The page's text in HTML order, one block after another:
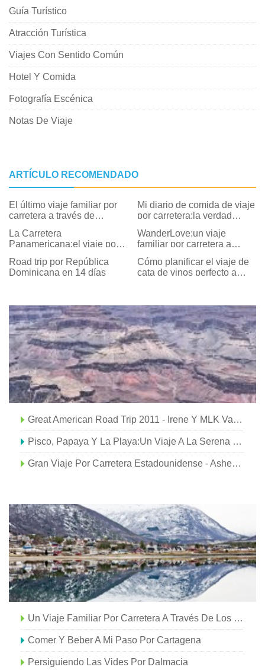
Guía Turístico
Atracción Turística
Viajes Con Sentido Común
Hotel Y Comida
Fotografía Escénica
Notas De Viaje
ARTÍCULO RECOMENDADO
El último viaje familiar por
carretera a través de
Mi diario de comida de viaje
por carretera:la verdad
La Carretera
Panamericana:el viaje por
WanderLove:un viaje
familiar por carretera a
Virginia
Road trip por República
Dominicana en 14 días
Cómo planificar el viaje de
cata de vinos perfecto a
Great American Road Trip 2011 - Irene Y MLK Van A Washington
Pisco, Papaya Y La Playa:Un Viaje A La Serena Y El Valle Del Elqui
Gran Viaje Por Carretera Estadounidense - Asheville, NC Y El Sendero De Los Apalaches
Un Viaje Familiar Por Carretera A Través De Los Lagos De Adirondacks, Nueva York
Comer Y Beber A Mi Paso Por Cartagena
Persiguiendo Las Vides Por Dalmacia